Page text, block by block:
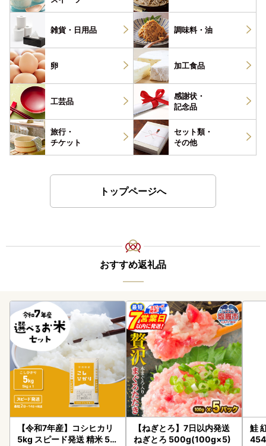
雑貨・ 日用品 調味料・ 油
卵 加工食品
工芸品
感謝状・
記念品
旅行・
チケット
セット類・
その他
トップページへ
おすすめ返礼品
【令和7年産】コシヒカリ
5kg スピード発送 精米 5k
【ねぎとろ】7日以内発送
ねぎとろ 500g(100g×5)
鮭
454